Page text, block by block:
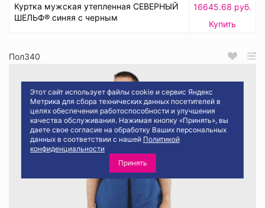
Этот сайт использует файлы cookie и сервис Яндекс
Метрика для сбора технических данных посетителей в
целях обеспечения работоспособности и улучшения
качества обслуживания. Нажимая кнопку «Принять», вы
даете свое согласие на обработку Ваших персональных
данных в соответствии с нашей Политикой
конфиденциальности
Принять
Куртка мужская утепленная СЕВЕРНЫЙ
ШЕЛЬФ® синяя с черным
16645.68 руб.
Купить
Пол340